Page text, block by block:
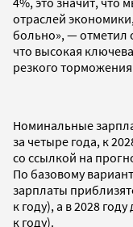
отраслей
больно», — отметил
что высокая
резкого
Номинальные
за четыре года, к
со ссылкой на
По базовому
зарплаты
к году), а в 2028
к году).